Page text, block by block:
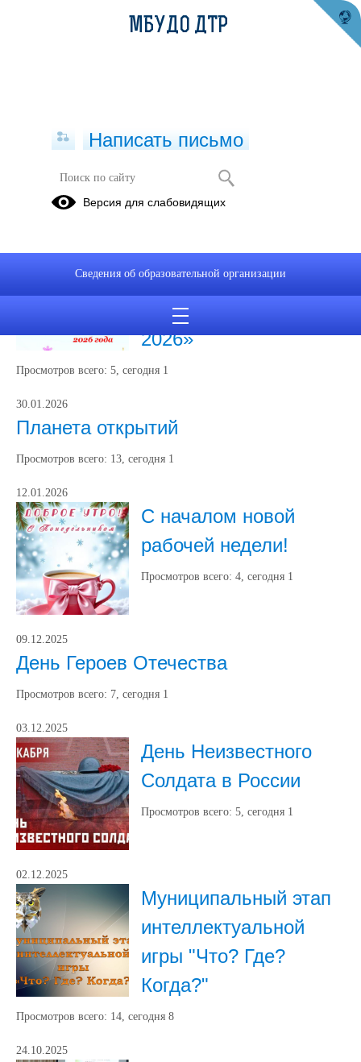
Новости
Летняя
оздоровительная
кампания «Лето -
2026»
Просмотров всего: 5, сегодня 1
30.01.2026
Планета открытий
Просмотров всего: 13, сегодня 1
12.01.2026
С началом новой
рабочей недели!
Просмотров всего: 4, сегодня 1
09.12.2025
День Героев Отечества
Просмотров всего: 7, сегодня 1
03.12.2025
День Неизвестного
Солдата в России
Просмотров всего: 5, сегодня 1
02.12.2025
Муниципальный этап
интеллектуальной
игры "Что? Где?
Когда?"
Просмотров всего: 14, сегодня 8
24.10.2025
МБУДО ДТР
Написать письмо
Версия для слабовидящих
Сведения об образовательной организации